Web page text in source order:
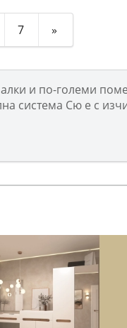
7 »
и по-големи
система Сю е с